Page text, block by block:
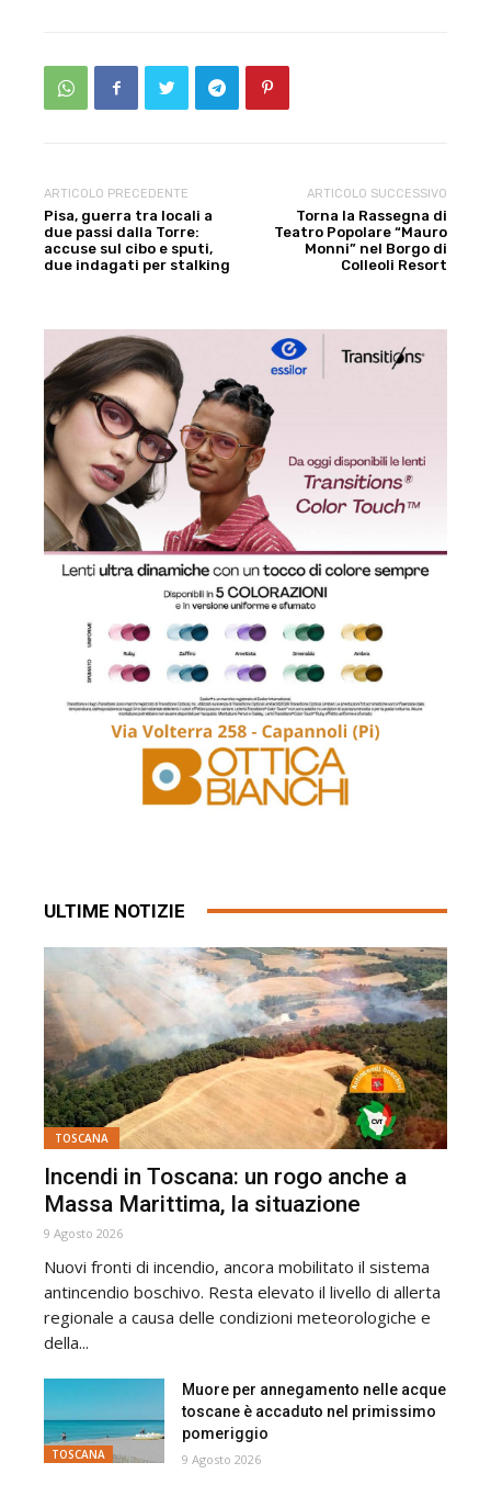
ARTICOLO PRECEDENTE
Pisa, guerra tra locali a
due passi dalla Torre:
accuse sul cibo e sputi,
due indagati per stalking
ARTICOLO SUCCESSIVO
Torna la Rassegna di
Teatro Popolare “Mauro
Monni” nel Borgo di
Colleoli Resort
ULTIME NOTIZIE
TOSCANA
Incendi in Toscana: un rogo anche a
Massa Marittima, la situazione
9 Agosto 2026
Nuovi fronti di incendio, ancora mobilitato il sistema
antincendio boschivo. Resta elevato il livello di allerta
regionale a causa delle condizioni meteorologiche e
della...
TOSCANA
Muore per annegamento nelle acque
toscane è accaduto nel primissimo
pomeriggio
9 Agosto 2026